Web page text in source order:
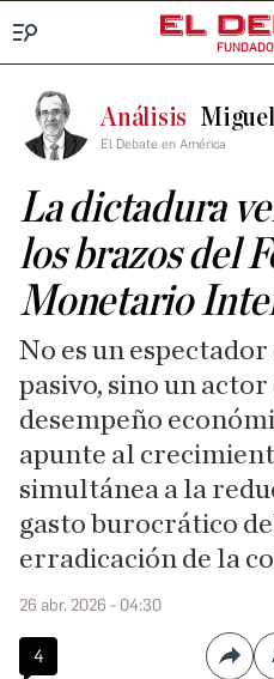
Análisis
El Debate en América
La dictadura
los brazos del
Monetario
No es un
pasivo, sino un actor
desempeño
apunte al
simultánea a la
gasto burocrático
erradicación de la
26 abr. 2026 - 04:30
4